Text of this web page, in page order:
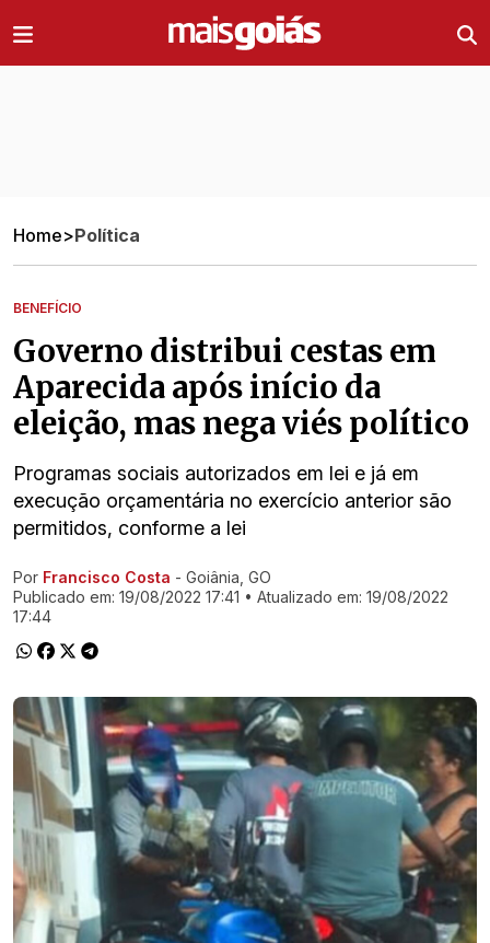
Home>Política
BENEFÍCIO
Governo distribui cestas em
Aparecida após início da
eleição, mas nega viés político
Programas sociais autorizados em lei e já em
execução orçamentária no exercício anterior são
permitidos, conforme a lei
Ir direto pra matéria
Por Francisco Costa - Goiânia, GO
Publicado em: 19/08/2022 17:41 • Atualizado em: 19/08/2022
17:44